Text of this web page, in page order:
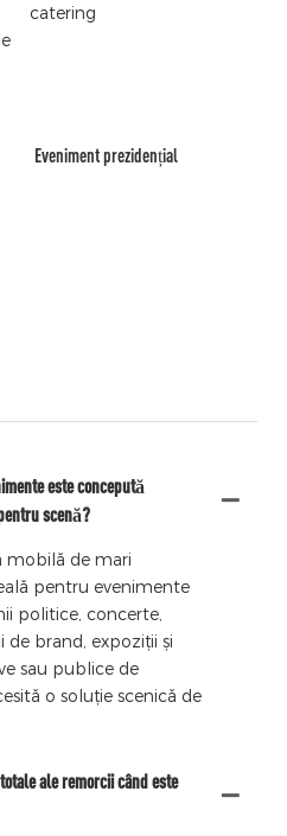
Eveniment prezidențial
este concepută
scenă?
mobilă de mari
pentru evenimente
politice, concerte,
de brand, expoziții și
sau publice de
o soluție scenică de
ale remorcii când este